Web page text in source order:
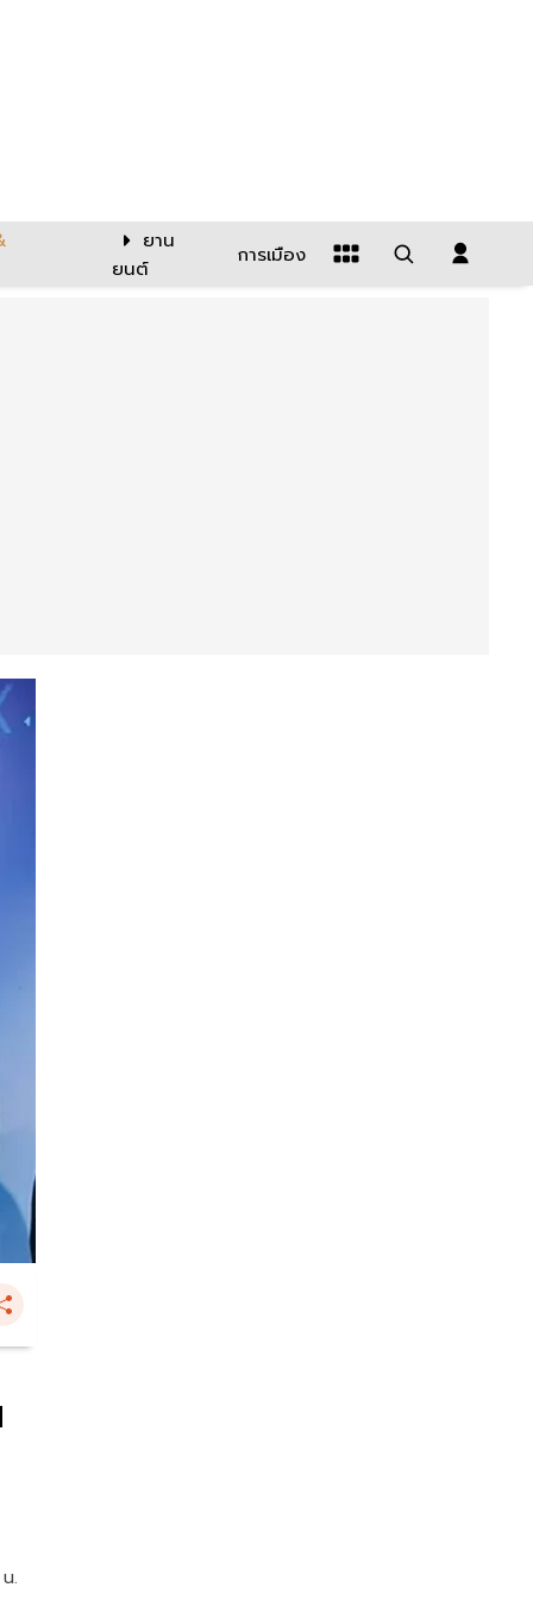
ยาน
ยนต์
การเมือง
.